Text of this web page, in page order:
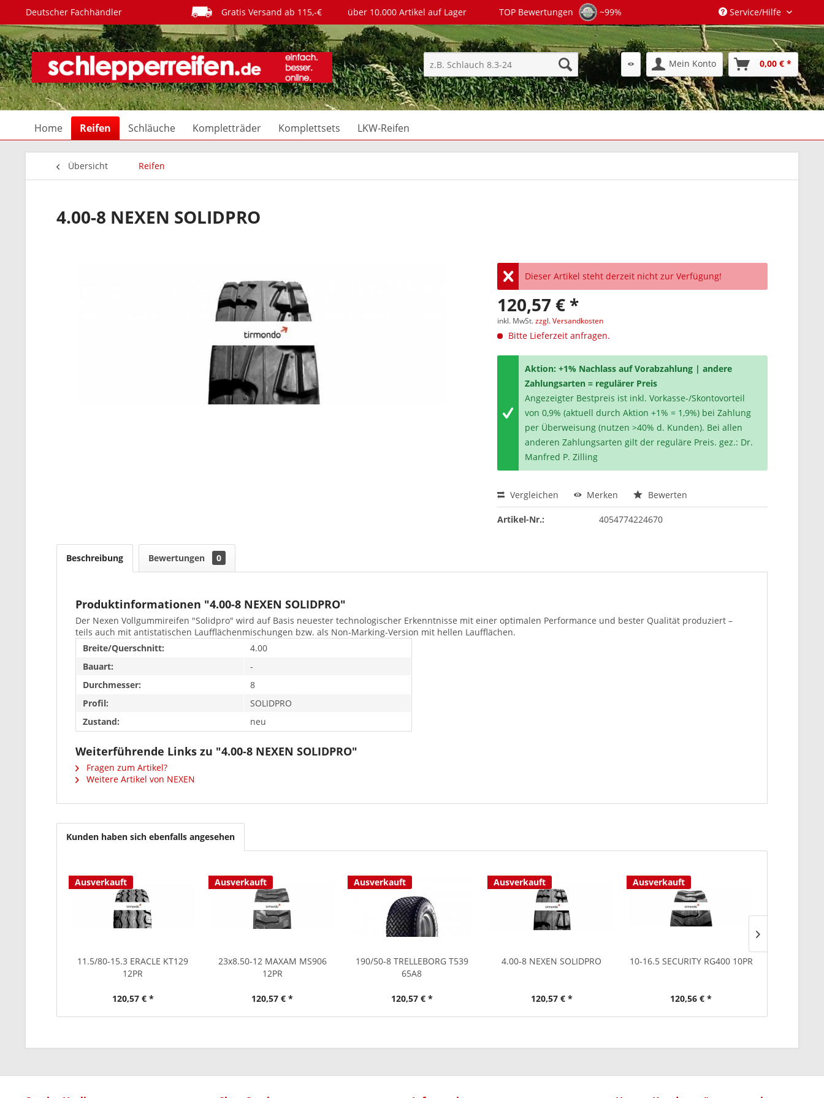
Deutscher Fachhändler Gratis Versand ab 115,-€ über 10.000 Artikel auf Lager TOP Bewertungen ~99% Service/Hilfe
Mein Konto 0,00 € *
Home Reifen Schläuche Kompletträder Komplettsets LKW-Reifen
Übersicht Reifen
4.00-8 NEXEN SOLIDPRO
Dieser Artikel steht derzeit nicht zur Verfügung!
120,57 € *
inkl. MwSt.zzgl. Versandkosten
Bitte Lieferzeit anfragen.
Aktion: +1% Nachlass auf Vorabzahlung | andere
Zahlungsarten = regulärer Preis
Angezeigter Bestpreis ist inkl. Vorkasse-/Skontovorteil
von 0,9% (aktuell durch Aktion +1% = 1,9%) bei Zahlung
per Überweisung (nutzen >40% d. Kunden). Bei allen
anderen Zahlungsarten gilt der reguläre Preis. gez.: Dr.
Manfred P. Zilling
Vergleichen Merken Bewerten
Artikel-Nr.: 4054774224670
Beschreibung Bewertungen 0
Produktinformationen "4.00-8 NEXEN SOLIDPRO"
Der Nexen Vollgummireifen "Solidpro" wird auf Basis neuester technologischer Erkenntnisse mit einer optimalen Performance und bester Qualität produziert –
teils auch mit antistatischen Laufflächenmischungen bzw. als Non-Marking-Version mit hellen Laufflächen.
Breite/Querschnitt:
4.00
Bauart:
-
Durchmesser:
8
Profil:
SOLIDPRO
Zustand:
neu
Weiterführende Links zu "4.00-8 NEXEN SOLIDPRO"
Fragen zum Artikel?
Weitere Artikel von NEXEN
Kunden haben sich ebenfalls angesehen
Ausverkauft
11.5/80-15.3 ERACLE KT129
12PR
120,57 € *
Ausverkauft
23x8.50-12 MAXAM MS906
12PR
120,57 € *
Ausverkauft
190/50-8 TRELLEBORG T539
65A8
120,57 € *
Ausverkauft
4.00-8 NEXEN SOLIDPRO
120,57 € *
Ausverkauft
10-16.5 SECURITY RG400 10PR
120,56 € *